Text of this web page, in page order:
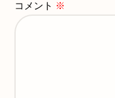
コメント ※